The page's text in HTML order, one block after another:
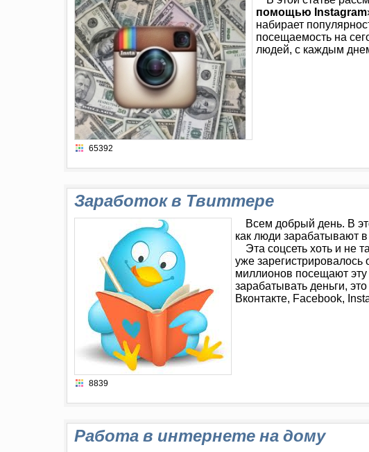
помощью Instagram
набирает
посещаемость на
людей, с каждым
65392
Заработок в Твиттере
Всем добрый день. В
как люди зарабатывают
Эта соцсеть хоть и не
уже
миллионов посещают
зарабатывать деньги,
Вконтакте, Facebook,
8839
Работа в интернете на дому